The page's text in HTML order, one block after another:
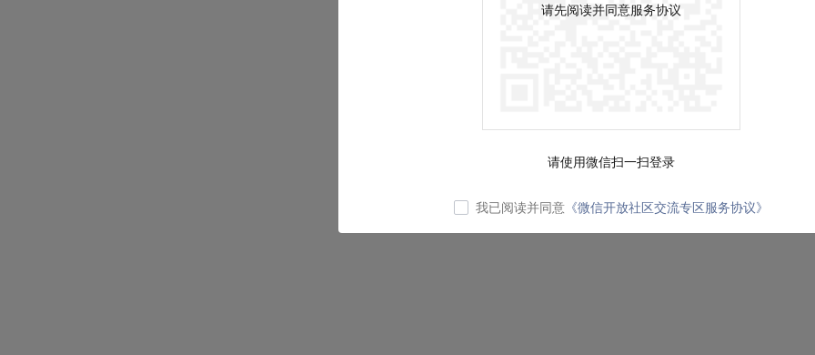
请先阅读并同意服务协议
请使用微信扫一扫登录
我已阅读并同意 《微信开放社区交流专区服务协议》